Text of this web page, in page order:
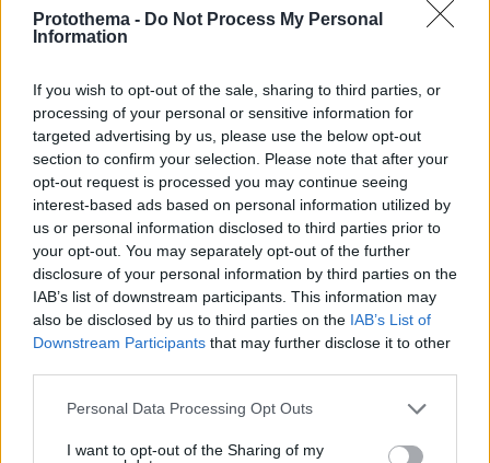
Protothema - Do Not Process My Personal
Information
If you wish to opt-out of the sale, sharing to third parties, or
processing of your personal or sensitive information for
targeted advertising by us, please use the below opt-out
section to confirm your selection. Please note that after your
opt-out request is processed you may continue seeing
interest-based ads based on personal information utilized by
us or personal information disclosed to third parties prior to
your opt-out. You may separately opt-out of the further
disclosure of your personal information by third parties on the
IAB’s list of downstream participants. This information may
also be disclosed by us to third parties on the IAB’s List of
Downstream Participants that may further disclose it to other
Please note that this website/app uses one or more Google
not limited to your visit or usage behaviour. You may click to
Personal Data Processing Opt Outs
I want to opt-out of the Sharing of my
Μπρούκλιν Μπέκαμ για Νίκολα Πελτζ: Θα μπορούσα να
ανανεώνω τους όρκους του γάμου μαζί της κάθε μέρα
10.08.2025, 11:14